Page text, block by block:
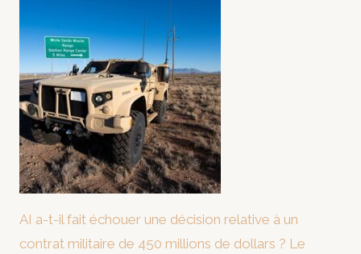
AI a-t-il fait échouer une décision relative à un
contrat militaire de 450 millions de dollars ? Le